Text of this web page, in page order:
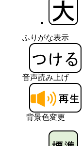
ふりがな表示
音声読み上げ
背景色変更